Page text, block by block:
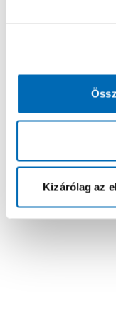
Kizárólag az